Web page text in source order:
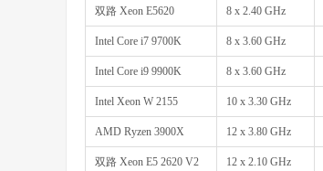
双路 Xeon E5620 8 x 2.40 GHz
Intel Core i7 9700K 8 x 3.60 GHz
Intel Core i9 9900K 8 x 3.60 GHz
Intel Xeon W 2155 10 x 3.30 GHz
AMD Ryzen 3900X 12 x 3.80 GHz
双路 Xeon E5 2620 V2 12 x 2.10 GHz